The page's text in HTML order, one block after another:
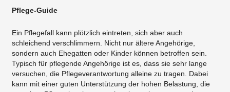
Pflege-Guide
Ein Pflegefall kann plötzlich eintreten, sich aber auch
schleichend verschlimmern. Nicht nur ältere Angehörige,
sondern auch Ehegatten oder Kinder können betroffen sein.
Typisch für pflegende Angehörige ist es, dass sie sehr lange
versuchen, die Pflegeverantwortung alleine zu tragen. Dabei
kann mit einer guten Unterstützung der hohen Belastung, die